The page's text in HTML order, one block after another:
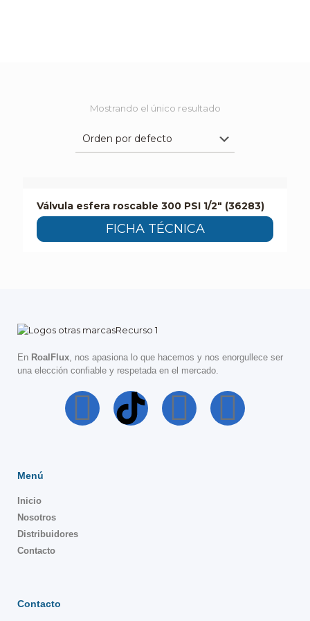
Mostrando el único resultado
Válvula esfera roscable 300 PSI 1/2″ (36283)
FICHA TÉCNICA
En RoalFlux, nos apasiona lo que hacemos y nos enorgullece ser
una elección confiable y respetada en el mercado.
Menú
Inicio
Nosotros
Distribuidores
Contacto
Contacto